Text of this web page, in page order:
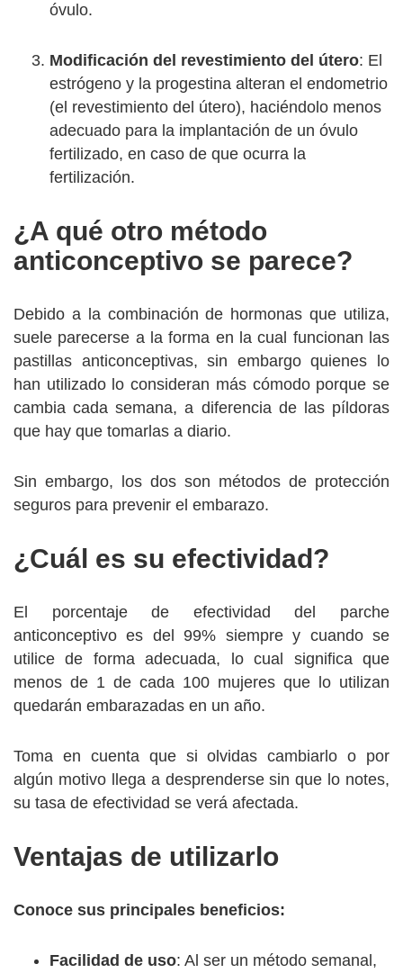
óvulo.
Modificación del revestimiento del útero: El
estrógeno y la progestina alteran el endometrio
(el revestimiento del útero), haciéndolo menos
adecuado para la implantación de un óvulo
fertilizado, en caso de que ocurra la
fertilización.
¿A qué otro método
anticonceptivo se parece?
Debido a la combinación de hormonas que utiliza,
suele parecerse a la forma en la cual funcionan las
pastillas anticonceptivas, sin embargo quienes lo
han utilizado lo consideran más cómodo porque se
cambia cada semana, a diferencia de las píldoras
que hay que tomarlas a diario.
Sin embargo, los dos son métodos de protección
seguros para prevenir el embarazo.
¿Cuál es su efectividad?
El porcentaje de efectividad del parche
anticonceptivo es del 99% siempre y cuando se
utilice de forma adecuada, lo cual significa que
menos de 1 de cada 100 mujeres que lo utilizan
quedarán embarazadas en un año.
Toma en cuenta que si olvidas cambiarlo o por
algún motivo llega a desprenderse sin que lo notes,
su tasa de efectividad se verá afectada.
Ventajas de utilizarlo
Conoce sus principales beneficios:
Facilidad de uso: Al ser un método semanal,